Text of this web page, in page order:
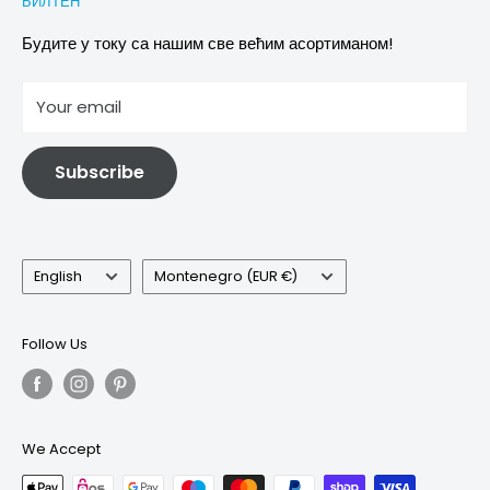
Images & references
Политика отказивања
Услови
Информације о електричној и електронској опреми
Будите у току са нашим све већим асортиманом!
Your email
Subscribe
Language
English Country/region
Montenegro (EUR €)
Follow Us
We Accept